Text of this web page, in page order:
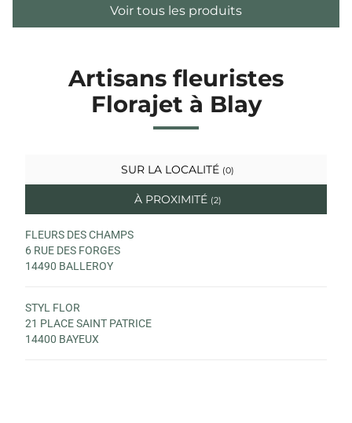
Voir tous les produits
Artisans fleuristes
Florajet à Blay
SUR LA LOCALITÉ (0)
À PROXIMITÉ (2)
FLEURS DES CHAMPS
6 RUE DES FORGES
14490 BALLEROY
STYL FLOR
21 PLACE SAINT PATRICE
14400 BAYEUX